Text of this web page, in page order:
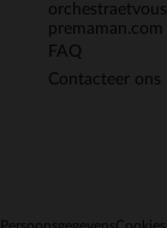
premaman.com
FAQ
Contacteer ons